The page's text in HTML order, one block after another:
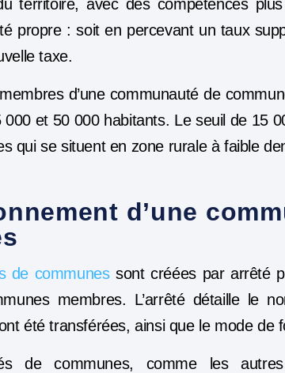
territoire, avec des compétences
propre: soit en percevant un taux
taxe.
d’une communauté de
000 et 50 000 habitants. Le seuil de 15
qui se situent en zone rurale à faible
d’une
de communessont créées par arrêté
membres. L’arrêté détaille le
été transférées, ainsi que le mode de
de communes, comme les